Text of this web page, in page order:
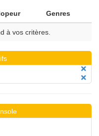
Genres
à vos critères.